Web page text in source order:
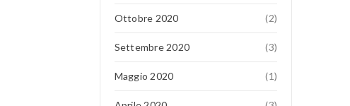
Ottobre 2020 (2)
Settembre 2020 (3)
Maggio 2020 (1)